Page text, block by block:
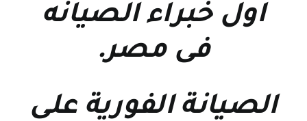
اول خبراء الصيانه
فى مصر.
الصيانة الفورية علي